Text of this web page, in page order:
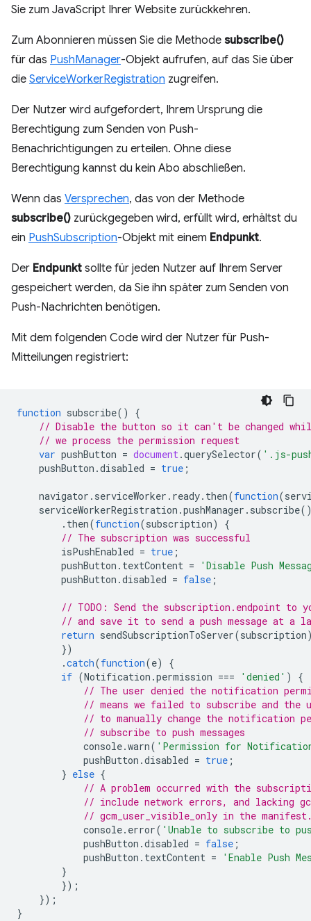
Sie zum JavaScript Ihrer Website zurückkehren.
Zum Abonnieren müssen Sie die Methode subscribe()
für das PushManager-Objekt aufrufen, auf das Sie über
die ServiceWorkerRegistration zugreifen.
Der Nutzer wird aufgefordert, Ihrem Ursprung die
Berechtigung zum Senden von Push-
Benachrichtigungen zu erteilen. Ohne diese
Berechtigung kannst du kein Abo abschließen.
Wenn das Versprechen, das von der Methode
subscribe() zurückgegeben wird, erfüllt wird, erhältst du
ein PushSubscription-Objekt mit einem Endpunkt.
Der Endpunkt sollte für jeden Nutzer auf Ihrem Server
gespeichert werden, da Sie ihn später zum Senden von
Push-Nachrichten benötigen.
Mit dem folgenden Code wird der Nutzer für Push-
Mitteilungen registriert:
function subscribe()
{
// Disable the button so it can't be changed
// we process the permission request
var pushButton = document.querySelector( '.js-
pushButton .disabled = true ;
navigator . serviceWorker . ready. then(function(
serviceWorkerRegistration .pushManager . subscribe
. then(function(subscription)
{
// The subscription was successful
isPushEnabled = true ;
pushButton . textContent =
'Disable Push
pushButton .disabled = false ;
// TODO: Send the subscription.endpoint to
// and save it to send a push message at a
return sendSubscriptionToServer(subscription
})
.catch(function(e)
{
if (Notification .permission === 'denied' )
{
// The user denied the notification
// means we failed to subscribe and the
// to manually change the notification
// subscribe to push messages
console.warn( 'Permission for
pushButton .disabled = true ;
} else {
// A problem occurred with the
// include network errors, and lacking
// gcm_user_visible_only in the
console. error( 'Unable to subscribe to
pushButton .disabled = false ;
pushButton . textContent =
'Enable Push
}
});
});
}